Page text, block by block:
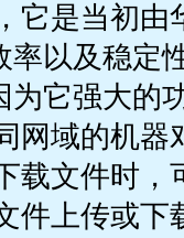
它是当初由
率以及稳定
为它强大的
的机器对
件时，
上传或下